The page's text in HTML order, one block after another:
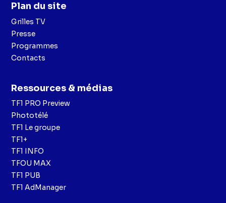
Plan du site
Grilles TV
Presse
Programmes
Contacts
Ressources & médias
TF1 PRO Preview
Phototélé
TF1 Le groupe
TF1+
TF1 INFO
TFOU MAX
TF1 PUB
TF1 AdManager